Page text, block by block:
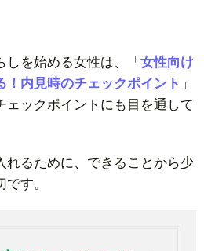
しを始める女性は、「 女性向け
！内見時のチェックポイント 」
ェックポイントにも目を通して
れるために、できることから少
す。